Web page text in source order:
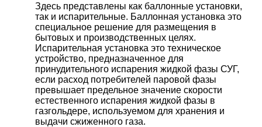
Здесь представлены как баллонные установки,
так и испарительные. Баллонная установка это
специальное решение для размещения в
бытовых и производственных целях.
Испарительная установка это техническое
устройство, предназначенное для
принудительного испарения жидкой фазы СУГ,
если расход потребителей паровой фазы
превышает предельное значение скорости
естественного испарения жидкой фазы в
газгольдере, используемом для хранения и
выдачи сжиженного газа.